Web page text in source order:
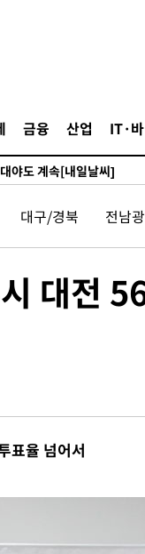
금융 산업 IT·
미사일…감시·경계태세
도미사일 가능성
체 발사"
취소…11일 재개
유의 압수수색에 '충격·당
…영등포 순간 '40도'
른 801.67 마감
내린 6296.38 마감
원 마감
승부차기 끝 과달라하라
며 폭염 잠시 꺾인다"
공산주의가 최대 위협"
…안정 전력 위해 불가피"
미사일…감시·경계태세
대구/경북 전남
대전
표율 넘어서